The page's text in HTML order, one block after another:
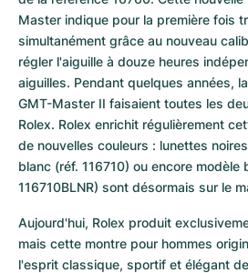
Master indique pour la première fois
simultanément grâce au nouveau
régler l'aiguille à douze heures
aiguilles. Pendant quelques années,
GMT-Master II faisaient toutes les
Rolex. Rolex enrichit régulièrement
de nouvelles couleurs : lunettes
blanc (réf. 116710) ou encore modèle
116710BLNR) sont désormais sur le
Aujourd'hui, Rolex produit
mais cette montre pour hommes
l'esprit classique, sportif et élégant